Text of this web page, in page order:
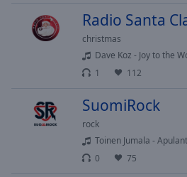
Fullscreen
Beginning
Radio Santa
christmas
Dave Koz - Joy to the
1
112
SuomiRock
rock
Toinen Jumala -
0
75